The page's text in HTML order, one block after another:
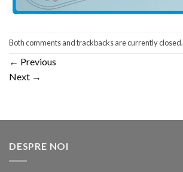
Both comments and trackbacks are currently closed.
← Previous
Next →
DESPRE NOI